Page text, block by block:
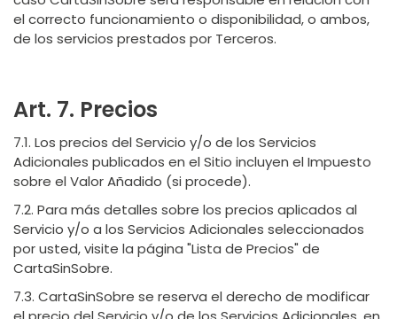
el correcto funcionamiento o disponibilidad, o ambos,
de los servicios prestados por Terceros.
Art. 7. Precios
7.1. Los precios del Servicio y/o de los Servicios
Adicionales publicados en el Sitio incluyen el Impuesto
sobre el Valor Añadido (si procede).
7.2. Para más detalles sobre los precios aplicados al
Servicio y/o a los Servicios Adicionales seleccionados
por usted, visite la página "Lista de Precios" de
CartaSinSobre.
7.3. CartaSinSobre se reserva el derecho de modificar